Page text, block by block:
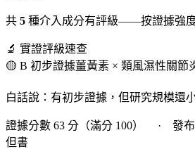
共 5 種介入成分有評級——按證據強
🔬 實證評級速查
🟡 B 初步證據薑黃素 × 類風濕性關節
白話說：有初步證據，但研究規模還
證據分數 63 分（滿分 100） · 發布
但書